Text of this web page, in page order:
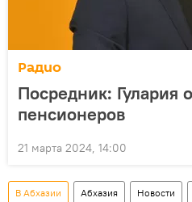
Радио
Посредник: Гулария
пенсионеров
21 марта 2024, 14:00
В Абхазии Абхазия Новости